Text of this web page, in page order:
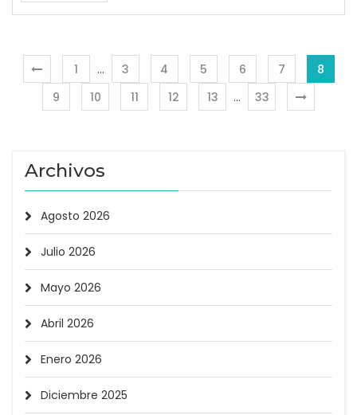
1 … 3 4 5 6 7
8
9
10 11 12 13 … 33
Archivos
Agosto 2026
Julio 2026
Mayo 2026
Abril 2026
Enero 2026
Diciembre 2025